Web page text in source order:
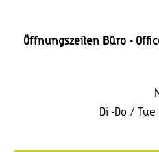
Öffnungszeiten Büro -
Di -Do /